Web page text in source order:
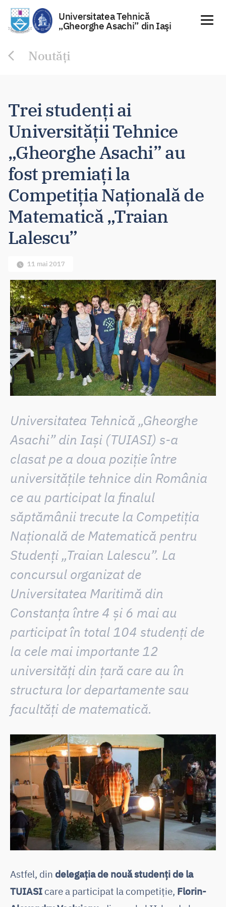
Universitatea Tehnică
„Gheorghe Asachi” din Iaşi
Noutăți
Trei studenți ai
Universității Tehnice
„Gheorghe Asachi” au
fost premiați la
Competiția Națională de
Matematică „Traian
Lalescu”
11 mai 2017
Universitatea Tehnică „Gheorghe
Asachi” din Iași (TUIASI) s-a
clasat pe a doua poziție între
universitățile tehnice din România
ce au participat la finalul
săptămânii trecute la Competiția
Națională de Matematică pentru
Studenți „Traian Lalescu”. La
concursul organizat de
Universitatea Maritimă din
Constanța între 4 și 6 mai au
participat în total 104 studenți de
la cele mai importante 12
universități din țară care au în
structura lor departamente sau
facultăți de matematică.
Astfel, din delegația de nouă studenți de la
TUIASI care a participat la competiție, Florin-